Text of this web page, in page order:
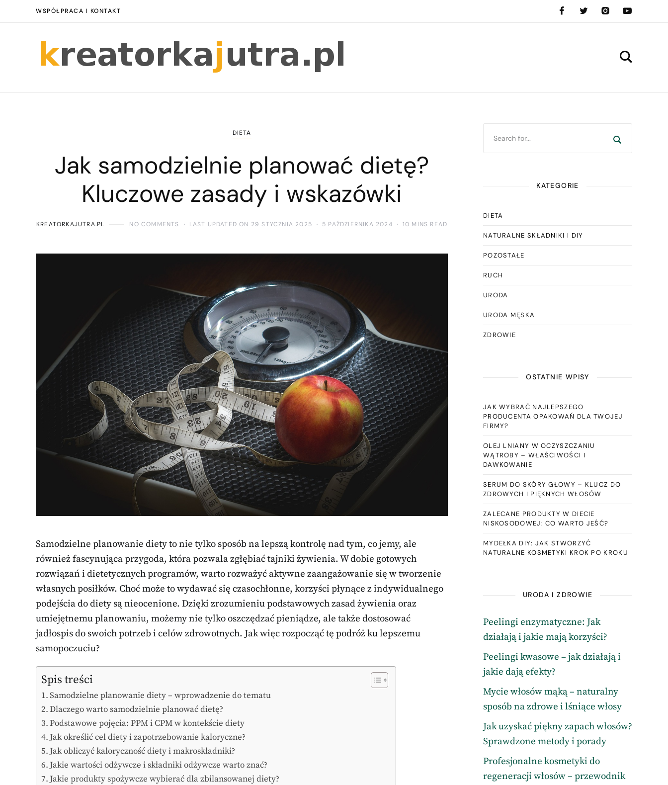
WSPÓŁPRACA I KONTAKT
DIETA
Jak samodzielnie planować dietę?
Kluczowe zasady i wskazówki
KREATORKAJUTRA.PL NO COMMENTS LAST UPDATED ON 29 STYCZNIA 2025 5 PAŹDZIERNIKA 2024 10 MINS READ
Samodzielne planowanie diety to nie tylko sposób na lepszą kontrolę nad tym, co jemy, ale
również fascynująca przygoda, która pozwala zgłębiać tajniki żywienia. W dobie gotowych
rozwiązań i dietetycznych programów, warto rozważyć aktywne zaangażowanie się w tworzenie
własnych posiłków. Choć może to wydawać się czasochłonne, korzyści płynące z indywidualnego
podejścia do diety są nieocenione. Dzięki zrozumieniu podstawowych zasad żywienia oraz
umiejętnemu planowaniu, możemy nie tylko oszczędzać pieniądze, ale także dostosować
jadłospis do swoich potrzeb i celów zdrowotnych. Jak więc rozpocząć tę podróż ku lepszemu
samopoczuciu?
Spis treści
Samodzielne planowanie diety – wprowadzenie do tematu
Dlaczego warto samodzielnie planować dietę?
Podstawowe pojęcia: PPM i CPM w kontekście diety
Jak określić cel diety i zapotrzebowanie kaloryczne?
Jak obliczyć kaloryczność diety i makroskładniki?
Jakie wartości odżywcze i składniki odżywcze warto znać?
Jakie produkty spożywcze wybierać dla zbilansowanej diety?
KATEGORIE
DIETA
NATURALNE SKŁADNIKI I DIY
POZOSTAŁE
RUCH
URODA
URODA MĘSKA
ZDROWIE
OSTATNIE WPISY
JAK WYBRAĆ NAJLEPSZEGO
PRODUCENTA OPAKOWAŃ DLA TWOJEJ
FIRMY?
OLEJ LNIANY W OCZYSZCZANIU
WĄTROBY – WŁAŚCIWOŚCI I
DAWKOWANIE
SERUM DO SKÓRY GŁOWY – KLUCZ DO
ZDROWYCH I PIĘKNYCH WŁOSÓW
ZALECANE PRODUKTY W DIECIE
NISKOSODOWEJ: CO WARTO JEŚĆ?
MYDEŁKA DIY: JAK STWORZYĆ
NATURALNE KOSMETYKI KROK PO KROKU
URODA I ZDROWIE
Peelingi enzymatyczne: Jak
działają i jakie mają korzyści?
Peelingi kwasowe – jak działają i
jakie dają efekty?
Mycie włosów mąką – naturalny
sposób na zdrowe i lśniące włosy
Jak uzyskać piękny zapach włosów?
Sprawdzone metody i porady
Profesjonalne kosmetyki do
regeneracji włosów – przewodnik